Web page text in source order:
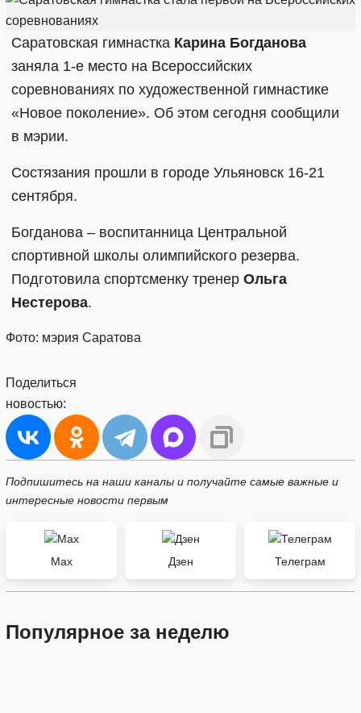
Саратовская гимнастка Карина Богданова
заняла 1-е место на Всероссийских
соревнованиях по художественной гимнастике
«Новое поколение». Об этом сегодня сообщили
в мэрии.
Состязания прошли в городе Ульяновск 16-21
сентября.
Богданова – воспитанница Центральной
спортивной школы олимпийского резерва.
Подготовила спортсменку тренер Ольга
Нестерова.
Фото: мэрия Саратова
Поделиться
новостью:
Подпишитесь на наши каналы и получайте самые важные и
интересные новости первым
Max Дзен Телеграм
Популярное за неделю